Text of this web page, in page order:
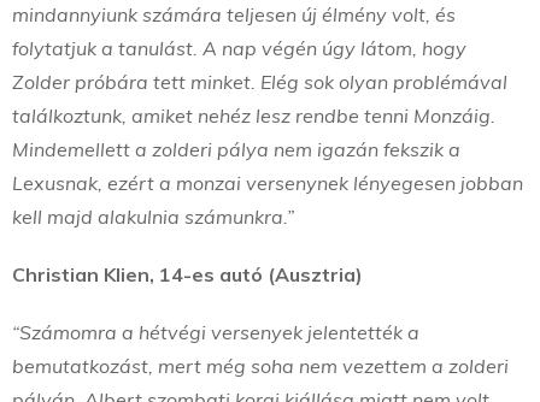
mindannyiunk számára teljesen új élmény volt, és
folytatjuk a tanulást. A nap végén úgy látom, hogy
Zolder próbára tett minket. Elég sok olyan problémával
találkoztunk, amiket nehéz lesz rendbe tenni Monzáig.
Mindemellett a zolderi pálya nem igazán fekszik a
Lexusnak, ezért a monzai versenynek lényegesen jobban
kell majd alakulnia számunkra.”
Christian Klien, 14-es autó (Ausztria)
“Számomra a hétvégi versenyek jelentették a
bemutatkozást, mert még soha nem vezettem a zolderi